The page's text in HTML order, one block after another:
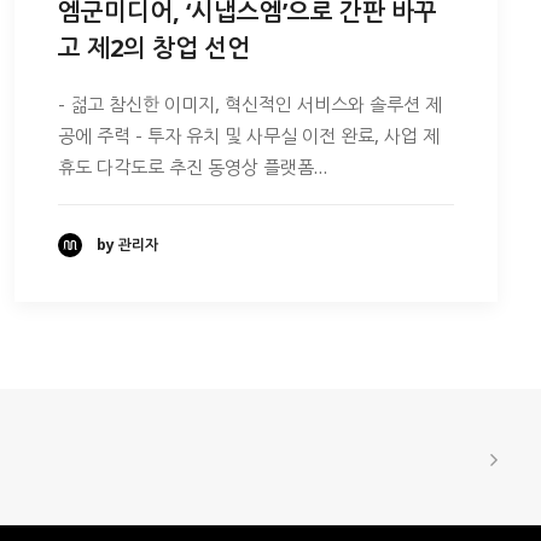
엠군미디어, ‘시냅스엠’으로 간판 바꾸
고 제2의 창업 선언
- 젊고 참신한 이미지, 혁신적인 서비스와 솔루션 제
공에 주력 - 투자 유치 및 사무실 이전 완료, 사업 제
휴도 다각도로 추진 동영상 플랫폼…
by 관리자